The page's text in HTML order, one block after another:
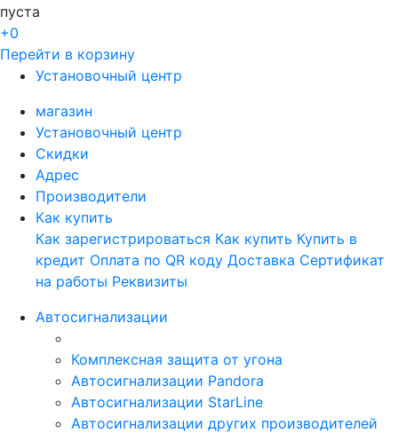
пуста
+0
Перейти в корзину
Установочный центр
магазин
Установочный центр
Скидки
Адрес
Производители
Как купить
Как зарегистрироваться Как купить Купить в
кредит Оплата по QR коду Доставка Сертификат
на работы Реквизиты
Автосигнализации
Комплексная защита от угона
Автосигнализации Pandora
Автосигнализации StarLine
Автосигнализации других производителей